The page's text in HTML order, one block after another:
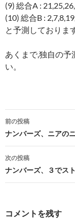
(9) 総合A :
(10) 総合B :
と予測しておりま
あくまで,独自の予
い。
投
稿
ナ
ビ
ゲ
前の投稿
ナンバーズ、ニアの
次の投稿
ナンバーズ、３でス
コメントを残す